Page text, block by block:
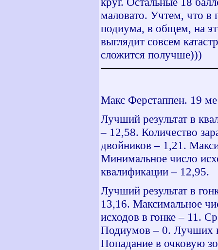
маловато. Учтем, что
подиума, в общем, на
выглядит совсем
сложится получше)))
Макс Ферстаппен. 19
Лучший результат в
– 12,58. Количество
двойников – 1,21.
Минимальное число
квалификации – 12,95.
Лучший результат в
13,16. Максимальное
исходов в гонке – 11.
Подиумов – 0. Лучших
Попадание в очковую